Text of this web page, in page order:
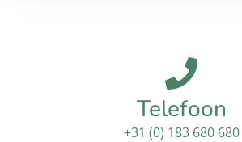
Telefoon
+31 (0) 183 680 680